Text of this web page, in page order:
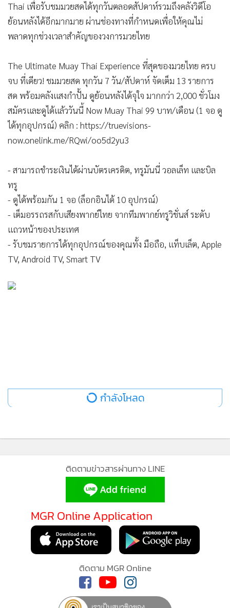
• กองทุนรวม
• Celeb Online
• Factcheck
• News1
• Gotomanager
Thai เพื่อรับชมมวยสดได้ทุกวันตลอดสัปดาห์รวมถึงคลังวิดีโอ
ย้อนหลังได้อีกมากมาย ผ่านช่องทางที่กำหนดเพื่อให้คุณไม่
พลาดทุกช่วงเวลาสำคัญของวงการมวยไทย
The Ultimate Muay Thai Experience ที่สุดของมวยไทย ครบ
จบ ที่เดียว! ชมมวยสด ทุกวัน 7 วัน/สัปดาห์ จัดเต็ม 13 รายการ
สด พร้อมคลังแสงกำปั้น ดูย้อนหลังได้จุใจ มากกว่า 2,000 ชั่วโมง
สมัครและดูได้แล้ววันนี้ Now Muay Thai 99 บาท/เดือน (1 จอ ดู
ได้ทุกอุปกรณ์) คลิก : https://truevisions-
now.onelink.me/RQwi/oo5d2yu3
- สามารถชำระเงินได้ผ่านบัตรเครดิต, ทรูมันนี่ วอลเล็ท และบิล
ทรู
- ดูได้พร้อมกัน 1 จอ (ล็อกอินได้ 10 อุปกรณ์)
- เต็มอรรถรสกับเสียงพากย์ไทย จากทีมพากย์ทรูวิชั่นส์ ระดับ
แถวหน้าของประเทศ
- รับชมรายการได้ทุกอุปกรณ์ของคุณทั้ง มือถือ, แท็บเล็ต, Apple
TV, Android TV, Smart TV
กำลังโหลด
ติดตามข่าวสารผ่านทาง LINE
MGR Online Application
ติดตาม MGR Online